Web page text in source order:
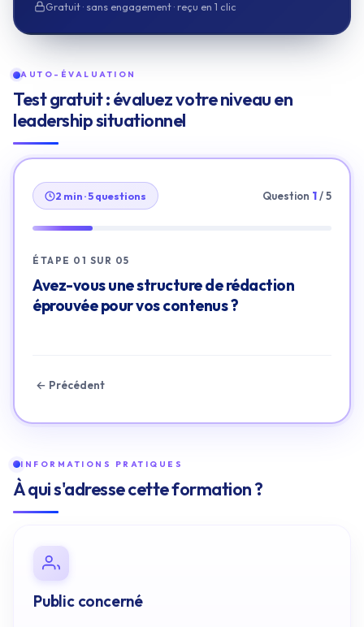
Gratuit · sans engagement · reçu en 1 clic
AUTO-ÉVALUATION
Test gratuit : évaluez votre niveau en
leadership situationnel
2 min · 5 questions Question 1/ 5
ÉTAPE 01 SUR 05
Avez-vous une structure de rédaction
éprouvée pour vos contenus ?
← Précédent
INFORMATIONS PRATIQUES
À qui s'adresse cette formation ?
Public concerné